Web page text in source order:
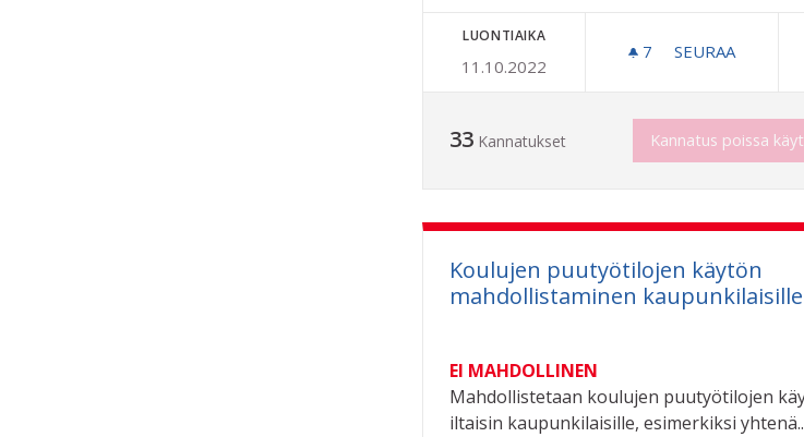
LUONTIAIKA
11.10.2022
7 7 SEURAAJAA
SEURAA
YLEISTEN
33 Kannatukset Kannatus poissa
Koulujen puutyötilojen käytön
mahdollistaminen kaupunkilaisille
EI MAHDOLLINEN
Mahdollistetaan koulujen puutyötilojen
iltaisin kaupunkilaisille, esimerkiksi